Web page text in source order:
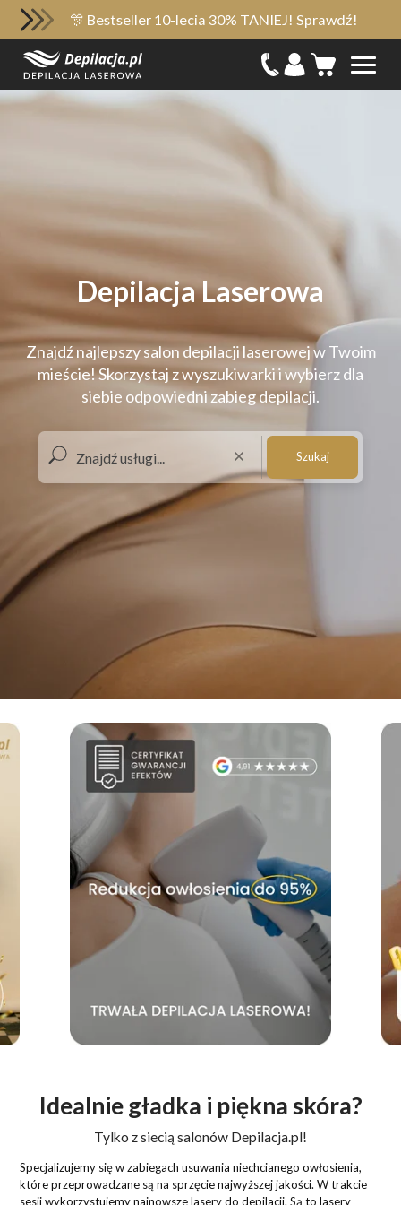
🎊 Bestseller 10-lecia 30% TANIEJ! Sprawdź!
Depilacja Laserowa
Znajdź najlepszy salon depilacji laserowej w Twoim
mieście!Skorzystaj z wyszukiwarki i wybierz dla
siebie odpowiedni zabieg depilacji.
Szukaj
Idealnie gładka i piękna skóra?
Tylko z siecią salonów Depilacja.pl!
Specjalizujemy się w zabiegach usuwania niechcianego owłosienia,
które przeprowadzane są na sprzęcie najwyższej jakości. W trakcie
sesji wykorzystujemy najnowsze lasery do depilacji. Są to lasery